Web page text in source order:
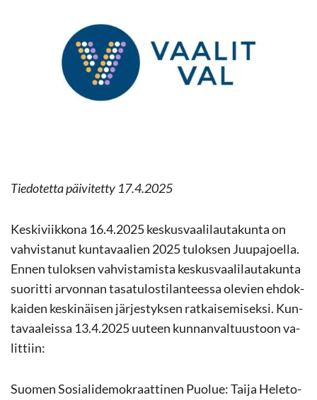
Tie­do­tet­ta päi­vi­tet­ty 17.4.2025
Kes­ki­viik­ko­na 16.4.2025 kes­kus­vaa­li­lau­ta­kun­ta on
vah­vis­ta­nut kun­ta­vaa­lien 2025 tu­lok­sen Juu­pa­joel­la.
Ennen tu­lok­sen vah­vis­ta­mis­ta kes­kus­vaa­li­lau­ta­kun­ta
suo­rit­ti ar­von­nan ta­sa­tu­los­ti­lan­tees­sa ole­vien eh­dok­
kai­den kes­ki­näi­sen jär­jes­tyk­sen rat­kai­se­mi­sek­si. Kun­
ta­vaa­leis­sa 13.4.2025 uu­teen kun­nan­val­tuus­toon va­
lit­tiin:
Suo­men So­sia­li­de­mo­kraat­ti­nen Puo­lue: Taija He­le­to­